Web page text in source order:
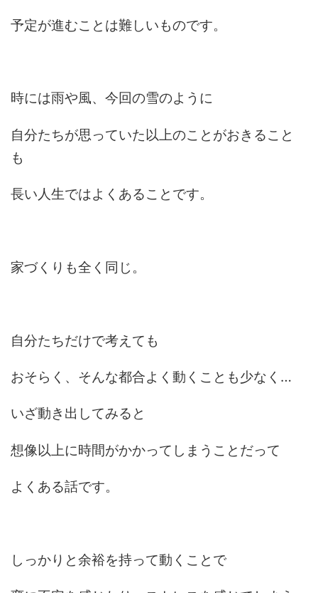
予定が進むことは難しいものです。
時には雨や風、今回の雪のように
自分たちが思っていた以上のことがおきること
も
長い人生ではよくあることです。
家づくりも全く同じ。
自分たちだけで考えても
おそらく、そんな都合よく動くことも少なく…
いざ動き出してみると
想像以上に時間がかかってしまうことだって
よくある話です。
しっかりと余裕を持って動くことで